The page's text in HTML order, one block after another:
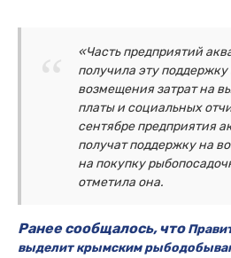
«Часть предприятий
получила эту поддержку
возмещения затрат на
платы и социальных
сентябре предприятия
получат поддержку на
на покупку
отметила она.
Ранее сообщалось, что
выделит крымским